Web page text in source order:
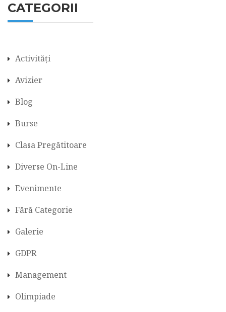
CATEGORII
Activități
Avizier
Blog
Burse
Clasa Pregătitoare
Diverse On-Line
Evenimente
Fără Categorie
Galerie
GDPR
Management
Olimpiade